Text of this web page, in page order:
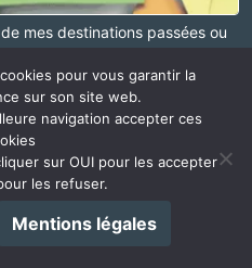
mes destinations passées ou
précis concernant le
cette page.
pour vous garantir la
sur son site web.
navigation accepter ces
sur OUI pour les accepter
les refuser.
Mentions légales